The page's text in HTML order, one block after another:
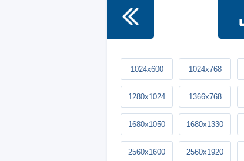
1024x600 1024x768
1280x1024 1366x768
1680x1050 1680x1330
2560x1600 2560x1920